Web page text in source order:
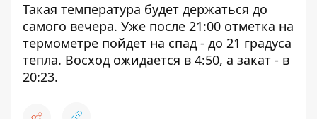
Такая температура будет держаться до
самого вечера. Уже после 21:00 отметка на
термометре пойдет на спад - до 21 градуса
тепла. Восход ожидается в 4:50, а закат - в
20:23.